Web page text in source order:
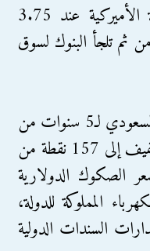
والريال السعودي مربوط بالعملة الأميركية عند 3.75
ثم تلجأ البنوك لسوق
وارتفعت تكلفة التأمين على الدين السعودي لـ5 سنوات من
مخاطر العجز عن السداد بشكل طفيف إلى 157 نقطة من
الصكوك الدولارية
المملوكة للدولة،
السندات الدولية